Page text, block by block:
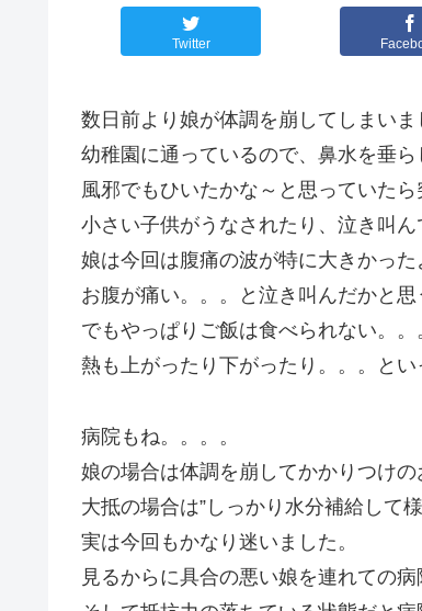
Twitter
数日前より娘が体調を崩してしまいま
幼稚園に通っているので、鼻水を垂
風邪でもひいたかな～と思っていた
小さい子供がうなされたり、泣き叫
娘は今回は腹痛の波が特に大きかった
お腹が痛い。。。と泣き叫んだかと
でもやっぱりご飯は食べられない。。
熱も上がったり下がったり。。。と
病院もね。。。。
娘の場合は体調を崩してかかりつけ
大抵の場合は”しっかり水分補給して
実は今回もかなり迷いました。
見るからに具合の悪い娘を連れての病